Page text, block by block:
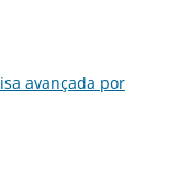
avançada por